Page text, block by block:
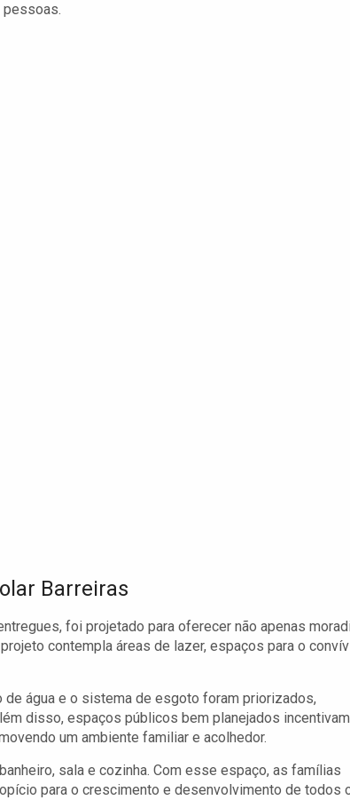
pessoas.
Barreiras
foi projetado para oferecer não apenas
contempla áreas de lazer, espaços para o
de água e o sistema de esgoto foram priorizados,
disso, espaços públicos bem planejados
um ambiente familiar e acolhedor.
sala e cozinha. Com esse espaço, as famílias
para o crescimento e desenvolvimento de todos